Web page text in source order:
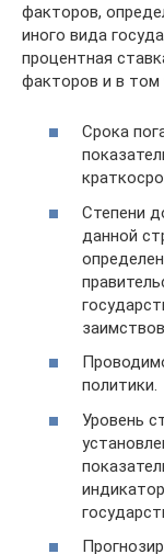
факторов,
иного вида
процентная
факторов и в том
Срока
Степени
данной
политики.
Уровень